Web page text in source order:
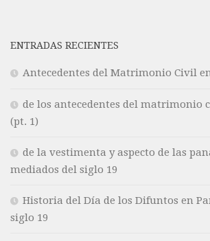
ENTRADAS RECIENTES
Antecedentes del Matrimonio Civil
de los antecedentes del matrimonio
(pt. 1)
de la vestimenta y aspecto de las
mediados del siglo 19
Historia del Día de los Difuntos en
siglo 19